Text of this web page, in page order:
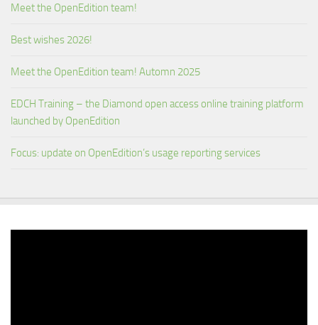
Meet the OpenEdition team!
Best wishes 2026!
Meet the OpenEdition team! Automn 2025
EDCH Training – the Diamond open access online training platform
launched by OpenEdition
Focus: update on OpenEdition’s usage reporting services